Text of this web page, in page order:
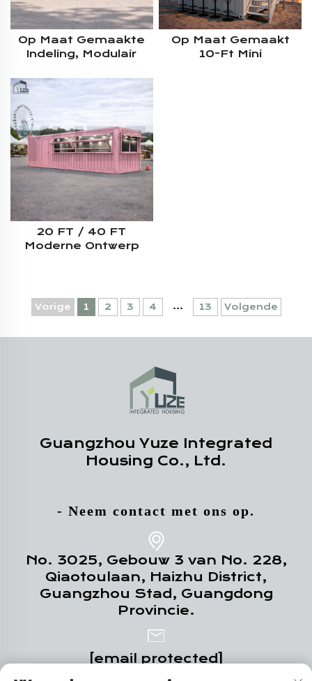
Op Maat Gemaakte
Indeling, Modulair
Geprefabriceerde
Winkel Met Stalen
Constructie – 20-Ft-
Container Koffiebar
Op Maat Gemaakt
10-Ft Mini
20 FT / 40 FT
Moderne Ontwerp
Verzendcontainerkiosk
Met Zitgelegenheid
Vorige 1 2 3 4 ... 13 Volgende
Guangzhou Yuze Integrated
Housing Co., Ltd.
- Neem contact met ons op.
No. 3025, Gebouw 3 van No. 228,
Qiaotoulaan, Haizhu District,
Guangzhou Stad, Guangdong
Provincie.
[email protected]